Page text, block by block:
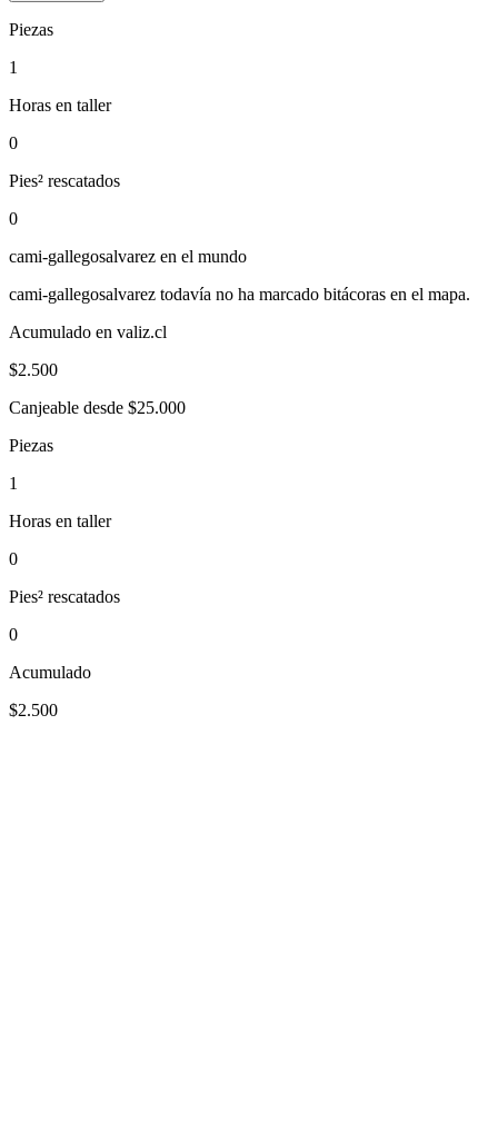
Piezas
1
Horas en taller
0
Pies² rescatados
0
cami-gallegosalvarez en el mundo
cami-gallegosalvarez todavía no ha marcado bitácoras en el mapa.
Acumulado en valiz.cl
$2.500
Canjeable desde $25.000
Piezas
1
Horas en taller
0
Pies² rescatados
0
Acumulado
$2.500